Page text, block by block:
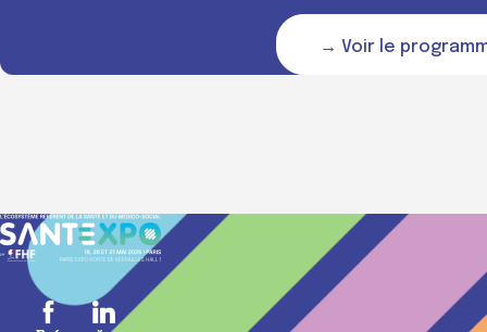
→ Voir le